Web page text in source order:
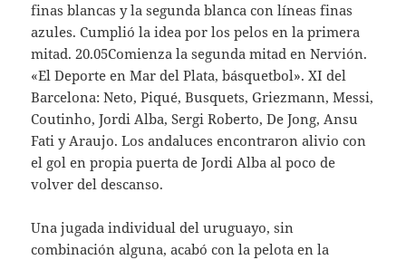
finas blancas y la segunda blanca con líneas finas
azules. Cumplió la idea por los pelos en la primera
mitad. 20.05Comienza la segunda mitad en Nervión.
«El Deporte en Mar del Plata, básquetbol». XI del
Barcelona: Neto, Piqué, Busquets, Griezmann, Messi,
Coutinho, Jordi Alba, Sergi Roberto, De Jong, Ansu
Fati y Araujo. Los andaluces encontraron alivio con
el gol en propia puerta de Jordi Alba al poco de
volver del descanso.
Una jugada individual del uruguayo, sin
combinación alguna, acabó con la pelota en la